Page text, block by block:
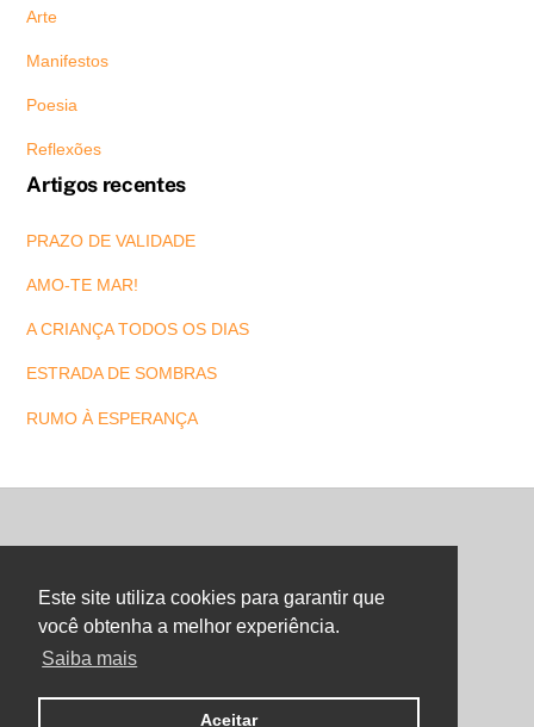
Este site utiliza cookies para garantir que
você obtenha a melhor experiência.
Saiba mais
Aceitar
Arte
Manifestos
Poesia
Reflexões
Artigos recentes
PRAZO DE VALIDADE
AMO-TE MAR!
A CRIANÇA TODOS OS DIAS
ESTRADA DE SOMBRAS
RUMO À ESPERANÇA
Back
Top